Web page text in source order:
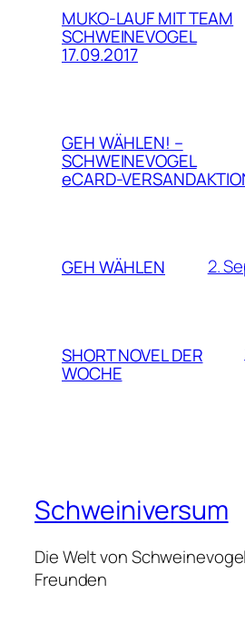
MUKO-LAUF MIT TEAM
SCHWEINEVOGEL
17.09.2017
GEH WÄHLEN! –
SCHWEINEVOGEL
eCARD-
GEH WÄHLEN 2.
SHORT NOVEL DER
WOCHE
Schweiniversum
Die Welt von
Freunden